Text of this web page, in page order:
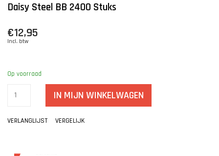
Daisy Steel BB 2400 Stuks
€12,95
Incl. btw
Op voorraad
IN MIJN WINKELWAGEN
VERLANGLIJST VERGELIJK